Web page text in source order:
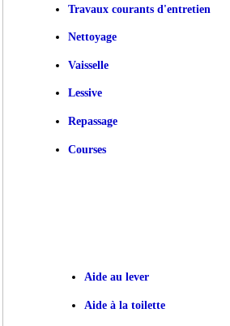
Travaux courants d'entretien
Nettoyage
Vaisselle
Lessive
Repassage
Courses
Aide au lever
Aide à la toilette